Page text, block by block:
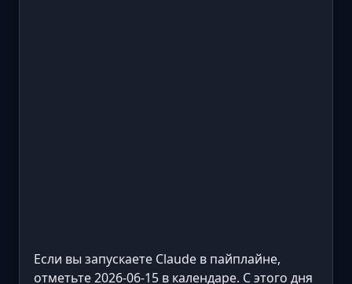
Если вы запускаете Claude в пайплайне,
отметьте 2026-06-15 в календаре. С этого дня